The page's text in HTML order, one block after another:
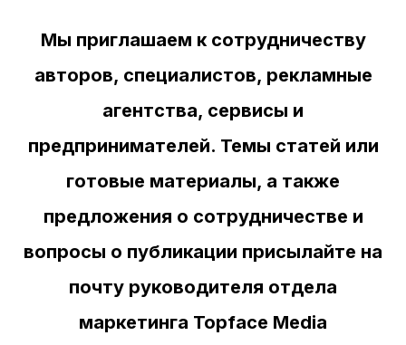
Мы приглашаем к сотрудничеству
авторов, специалистов, рекламные
агентства, сервисы и
предпринимателей. Темы статей или
готовые материалы, а также
предложения о сотрудничестве и
вопросы о публикации присылайте на
почту руководителя отдела
маркетинга Topface Media